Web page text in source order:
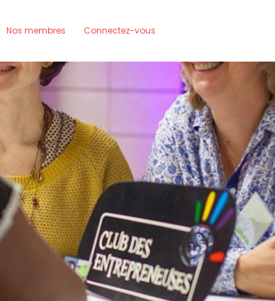
Nos membres Connectez-vous